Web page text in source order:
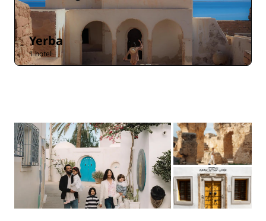
Yerba
1 hotel